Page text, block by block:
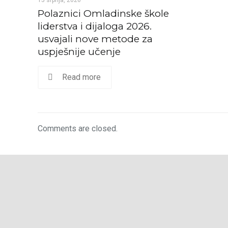
Polaznici Omladinske škole
liderstva i dijaloga 2026.
usvajali nove metode za
uspješnije učenje
Read more
Comments are closed.